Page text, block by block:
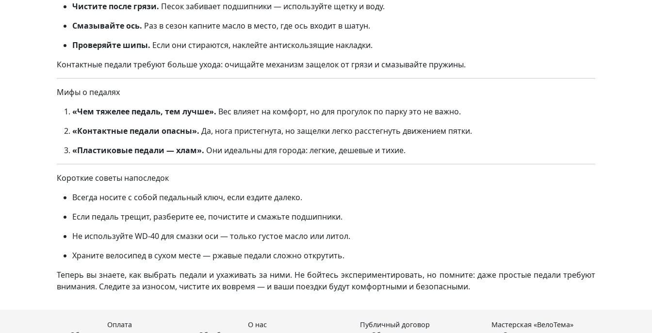
Чистите после грязи. Песок забивает подшипники — используйте щетку и воду.
Смазывайте ось. Раз в сезон капните масло в место, где ось входит в шатун.
Проверяйте шипы. Если они стираются, наклейте антискользящие накладки.
Контактные педали требуют больше ухода: очищайте механизм защелок от грязи и смазывайте пружины.
Мифы о педалях
«Чем тяжелее педаль, тем лучше». Вес влияет на комфорт, но для прогулок по парку это не важно.
«Контактные педали опасны». Да, нога пристегнута, но защелки легко расстегнуть движением пятки.
«Пластиковые педали — хлам». Они идеальны для города: легкие, дешевые и тихие.
Короткие советы напоследок
Всегда носите с собой педальный ключ, если ездите далеко.
Если педаль трещит, разберите ее, почистите и смажьте подшипники.
Не используйте WD-40 для смазки оси — только густое масло или литол.
Храните велосипед в сухом месте — ржавые педали сложно открутить.
Теперь вы знаете, как выбрать педали и ухаживать за ними. Не бойтесь экспериментировать, но помните: даже простые педали требуют
внимания. Следите за износом, чистите их вовремя — и ваши поездки будут комфортными и безопасными.
Оплата О нас Публичный договор
Мастерская «ВелоТема»